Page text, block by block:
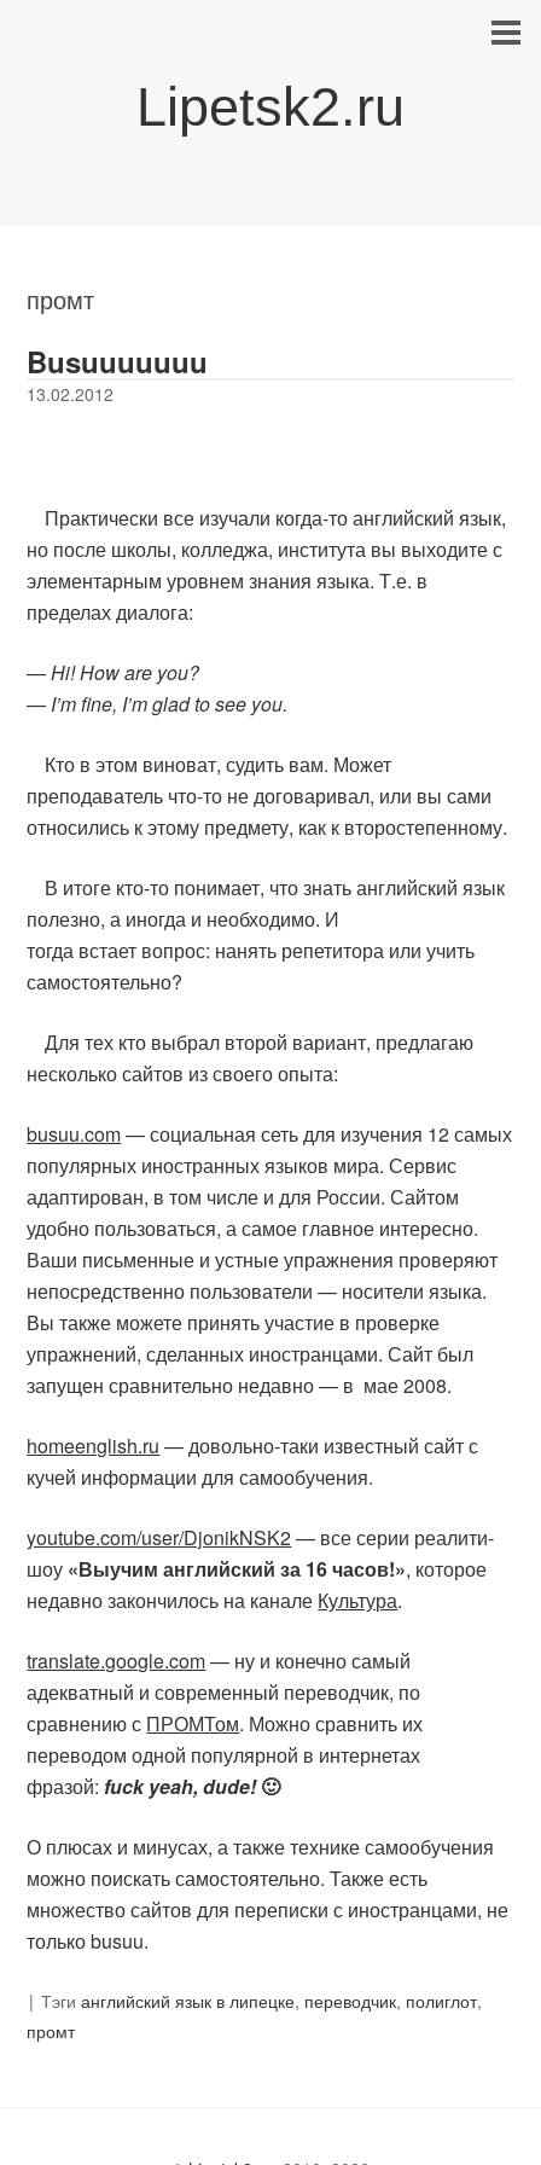
Lipetsk2.ru
промт
Busuuuuuuu
13.02.2012
Практически все изучали когда-то английский язык,
но после школы, колледжа, института вы выходите с
элементарным уровнем знания языка. Т.е. в
пределах диалога:
— Hi! How are you?
— I’m fine, I’m glad to see you.
Кто в этом виноват, судить вам. Может
преподаватель что-то не договаривал, или вы сами
относились к этому предмету, как к второстепенному.
В итоге кто-то понимает, что знать английский язык
полезно, а иногда и необходимо. И
тогда встает вопрос: нанять репетитора или учить
самостоятельно?
Для тех кто выбрал второй вариант, предлагаю
несколько сайтов из своего опыта:
busuu.com— социальная сеть для изучения 12 самых
популярных иностранных языков мира. Сервис
адаптирован, в том числе и для России. Сайтом
удобно пользоваться, а самое главное интересно.
Ваши письменные и устные упражнения проверяют
непосредственно пользователи — носители языка.
Вы также можете принять участие в проверке
упражнений, сделанных иностранцами. Сайт был
запущен сравнительно недавно — в мае 2008.
homeenglish.ru — довольно-таки известный сайт с
кучей информации для самообучения.
youtube.com/user/DjonikNSK2— все серии реалити-
шоу «Выучим английский за 16 часов!», которое
недавно закончилось на канале Культура.
translate.google.com— ну и конечно самый
адекватный и современный переводчик, по
сравнению с ПРОМТом. Можно сравнить их
переводом одной популярной в интернетах
фразой: fuck yeah, dude!🙂
О плюсах и минусах, а также технике самообучения
можно поискать самостоятельно. Также есть
множество сайтов для переписки с иностранцами, не
только busuu.
Тэгианглийский язык в липецке, переводчик, полиглот,
промт